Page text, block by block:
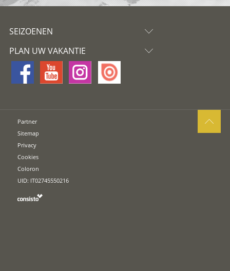
SEIZOENEN
PLAN UW VAKANTIE
Partner
Sitemap
Privacy
Cookies
Coloron
UID: IT02745550216